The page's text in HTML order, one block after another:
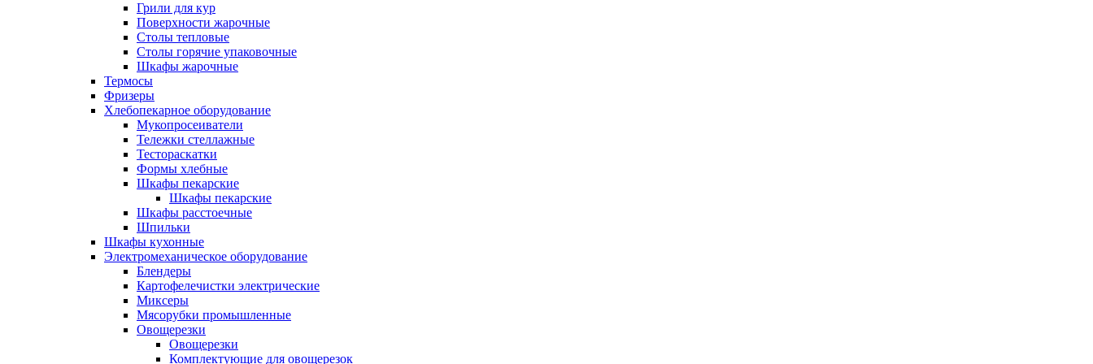
Грили для кур
Поверхности жарочные
Столы тепловые
Столы горячие упаковочные
Шкафы жарочные
Термосы
Фризеры
Хлебопекарное оборудование
Мукопросеиватели
Тележки стеллажные
Тестораскатки
Формы хлебные
Шкафы пекарские
Шкафы пекарские
Шкафы расстоечные
Шпильки
Шкафы кухонные
Электромеханическое оборудование
Блендеры
Картофелечистки электрические
Миксеры
Мясорубки промышленные
Овощерезки
Овощерезки
Комплектующие для овощерезок